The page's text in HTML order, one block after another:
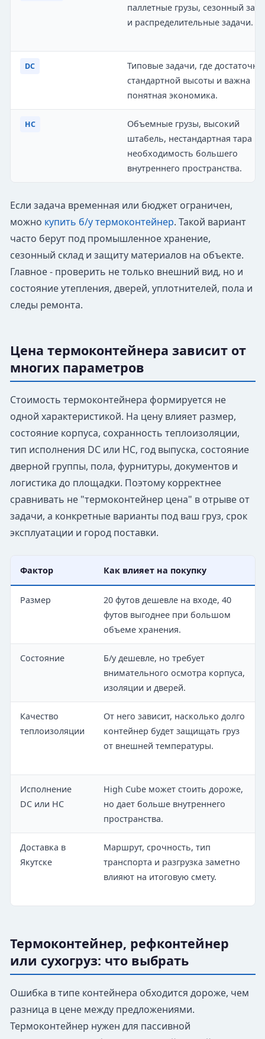
паллетные грузы, сезонный
и распределительные задачи.
DC
Типовые задачи, где достаточно
стандартной высоты и важна
понятная экономика.
HC
Объемные грузы, высокий
штабель, нестандартная тара
необходимость большего
внутреннего пространства.
Если задача временная или бюджет ограничен,
можно купить б/у термоконтейнер. Такой вариант
часто берут под промышленное хранение,
сезонный склад и защиту материалов на объекте.
Главное - проверить не только внешний вид, но и
состояние утепления, дверей, уплотнителей, пола и
следы ремонта.
Цена термоконтейнера зависит от
многих параметров
Стоимость термоконтейнера формируется не
одной характеристикой. На цену влияет размер,
состояние корпуса, сохранность теплоизоляции,
тип исполнения DC или HC, год выпуска, состояние
дверной группы, пола, фурнитуры, документов и
логистика до площадки. Поэтому корректнее
сравнивать не "термоконтейнер цена" в отрыве от
задачи, а конкретные варианты под ваш груз, срок
эксплуатации и город поставки.
Фактор Как влияет на покупку
Размер
20 футов дешевле на входе, 40
футов выгоднее при большом
объеме хранения.
Состояние
Б/у дешевле, но требует
внимательного осмотра корпуса,
изоляции и дверей.
Качество
теплоизоляции
От него зависит, насколько долго
контейнер будет защищать груз
от внешней температуры.
Исполнение
DC или HC
High Cube может стоить дороже,
но дает больше внутреннего
пространства.
Доставка в
Якутске
Маршрут, срочность, тип
транспорта и разгрузка заметно
влияют на итоговую смету.
Термоконтейнер, рефконтейнер
или сухогруз: что выбрать
Ошибка в типе контейнера обходится дороже, чем
разница в цене между предложениями.
Термоконтейнер нужен для пассивной